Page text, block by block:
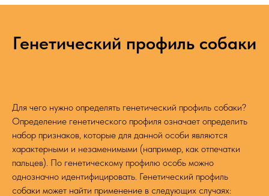
Генетический профиль собаки
Для чего нужно определять генетический профиль собаки?
Определение генетического профиля означает определить
набор признаков, которые для данной особи являются
характерными и незаменимыми (например, как отпечатки
пальцев). По генетическому профилю особь можно
однозначно идентифицировать. Генетический профиль
собаки может найти применение в следующих случаях: